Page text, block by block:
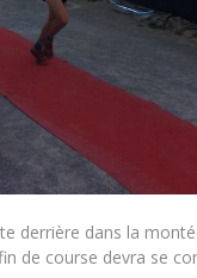
derrière dans la
de course devra se